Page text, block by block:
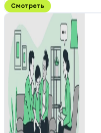
Смотреть